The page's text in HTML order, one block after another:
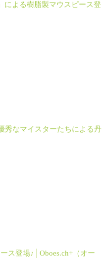
による樹脂製マウスピース登
なマイスターたちによる丹
ス登場♪│Oboes.ch+（オー